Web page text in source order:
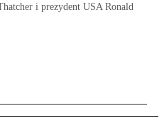
i prezydent USA Ronald